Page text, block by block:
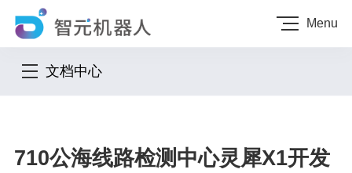
Menu
文档中心
710公海线路检测中心灵犀X1开发